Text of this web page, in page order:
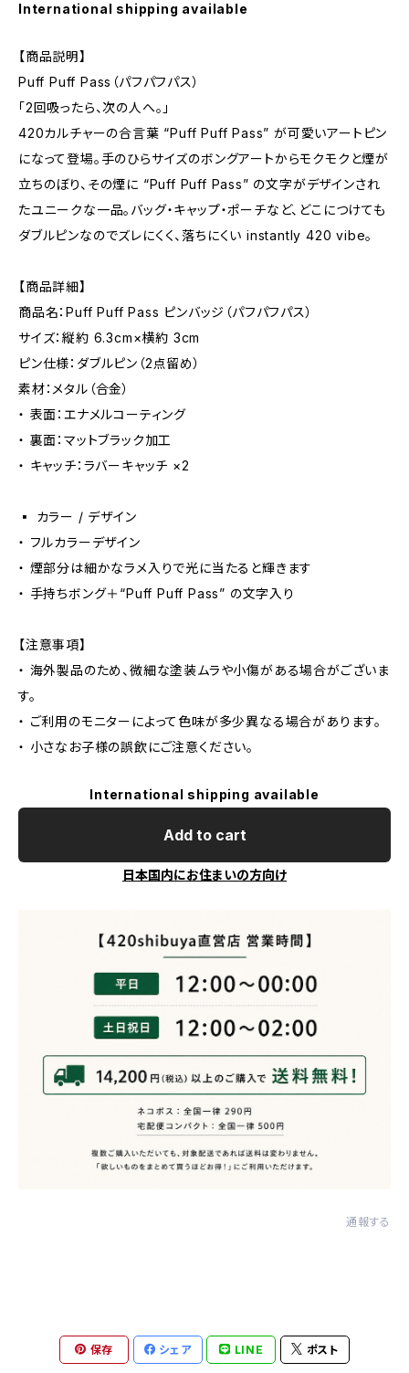
International shipping available
【商品説明】
Puff Puff Pass（パフパフパス）
「2回吸ったら、次の人へ。」
420カルチャーの合言葉 “Puff Puff Pass” が可愛いアートピン
になって登場。手のひらサイズのボングアートからモクモクと煙が
立ちのぼり、その煙に “Puff Puff Pass” の文字がデザインされ
たユニークな一品。バッグ・キャップ・ポーチなど、どこにつけても
ダブルピンなのでズレにくく、落ちにくい instantly 420 vibe。
【商品詳細】
商品名：Puff Puff Pass ピンバッジ（パフパフパス）
サイズ：縦約 6.3cm×横約 3cm
ピン仕様：ダブルピン（2点留め）
素材：メタル（合金）
・ 表面：エナメルコーティング
・ 裏面：マットブラック加工
・ キャッチ：ラバーキャッチ ×2
▪️ カラー / デザイン
・ フルカラーデザイン
・ 煙部分は細かなラメ入りで光に当たると輝きます
・ 手持ちボング＋“Puff Puff Pass” の文字入り
【注意事項】
・ 海外製品のため、微細な塗装ムラや小傷がある場合がございま
す。
・ ご利用のモニターによって色味が多少異なる場合があります。
・ 小さなお子様の誤飲にご注意ください。
International shipping available
Add to cart
日本国内にお住まいの方向け
通報する
保存 シェア LINE ポスト